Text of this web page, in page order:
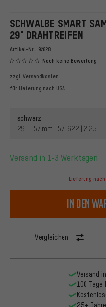
SCHWALBE SMART
29" DRAHTREIFEN
Artikel-Nr.: 92628
Noch keine Bewertung
zzgl. Versandkosten
für Lieferung nach USA
schwarz
29 " | 57 mm | 57-622 | 2.25 "
Versand in 1-3 Werktagen
Lieferung
In den
Vergleichen
Versand
100 Tage
25+